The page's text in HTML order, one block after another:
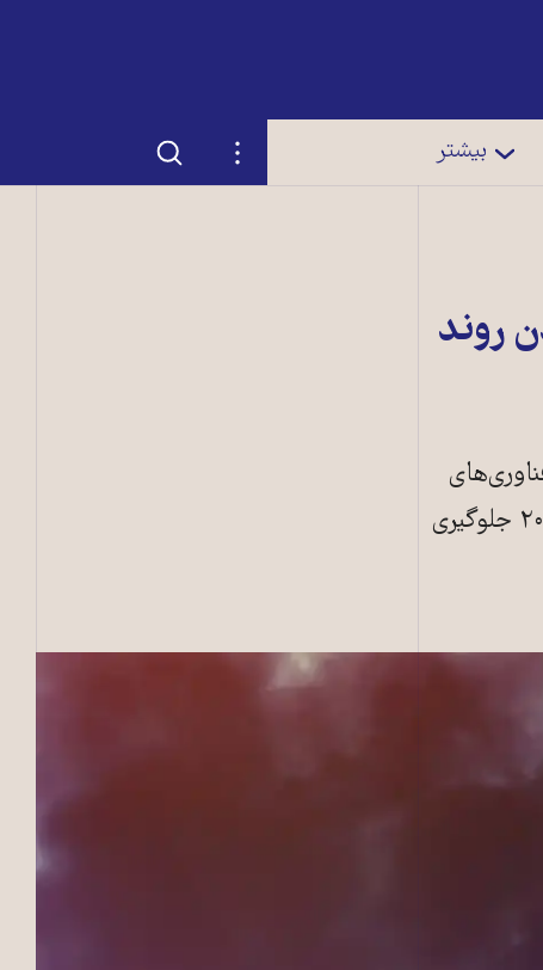
بیشتر تنظیمات جستجو
روند
را تا ۲۰۳۰ با استفاده از فناوری‌های
موجود و با هزینه‌ای معقول به نصف رساند. این کار ۰,۳ درجه از افزایش دمای زمین تا ۲۰۴۵ جلوگیری